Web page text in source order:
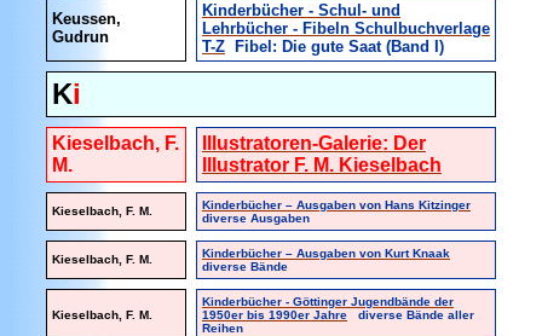
Keussen,
Gudrun
Kinderbücher - Schul- und
Lehrbücher - Fibeln Schulbuchverlage
T-Z Fibel: Die gute Saat (Band I)
Ki
Kieselbach, F.
M.
Illustratoren-Galerie: Der
Illustrator F. M. Kieselbach
Kieselbach, F. M.
Kinderbücher – Ausgaben von Hans Kitzinger
diverse Ausgaben
Kieselbach, F. M.
Kinderbücher – Ausgaben von Kurt Knaak
diverse Bände
Kieselbach, F. M.
Kinderbücher - Göttinger Jugendbände der
1950er bis 1990er Jahre diverse Bände aller
Reihen